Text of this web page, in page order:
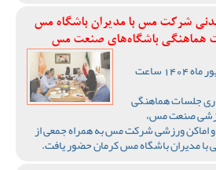
شرکت مس با مدیران باشگاه مس
هماهنگی باشگاه‌های صنعت مس
دوشنبه 3 شهریور ماه 1404 ساعت
جلسات هماهنگی
صنعت مس،
اماکن ورزشی شرکت مس به همراه جمعی از
با مدیران باشگاه مس کرمان حضور یافت.